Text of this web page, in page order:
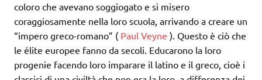
coloro che avevano soggiogato e si misero
coraggiosamente nella loro scuola, arrivando a creare un
“impero greco-romano” ( Paul Veyne ). Questo è ciò che
le élite europee fanno da secoli. Educarono la loro
progenie facendo loro imparare il latino e il greco, cioè i